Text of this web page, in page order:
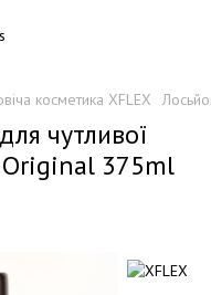
косметика XFLEX
чутливої
375ml